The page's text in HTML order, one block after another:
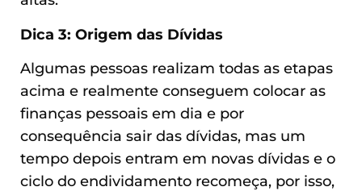
Dica 3: Origem das Dívidas
Algumas pessoas realizam todas as etapas
acima e realmente conseguem colocar as
finanças pessoais em dia e por
consequência sair das dívidas, mas um
tempo depois entram em novas dívidas e o
ciclo do endividamento recomeça, por isso,